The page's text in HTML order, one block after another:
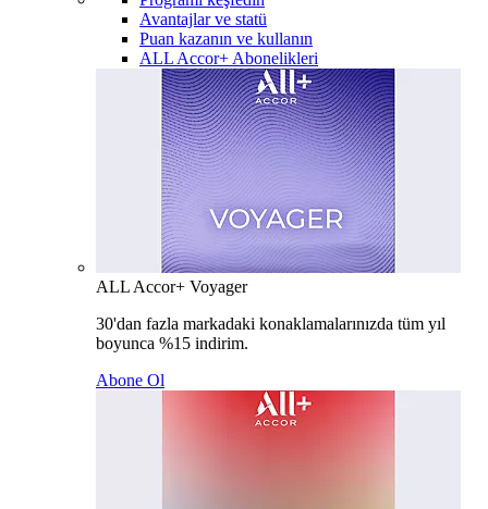
Avantajlar ve statü
Puan kazanın ve kullanın
ALL Accor+ Abonelikleri
ALL Accor+ Voyager
30'dan fazla markadaki konaklamalarınızda tüm yıl
boyunca %15 indirim.
Abone Ol